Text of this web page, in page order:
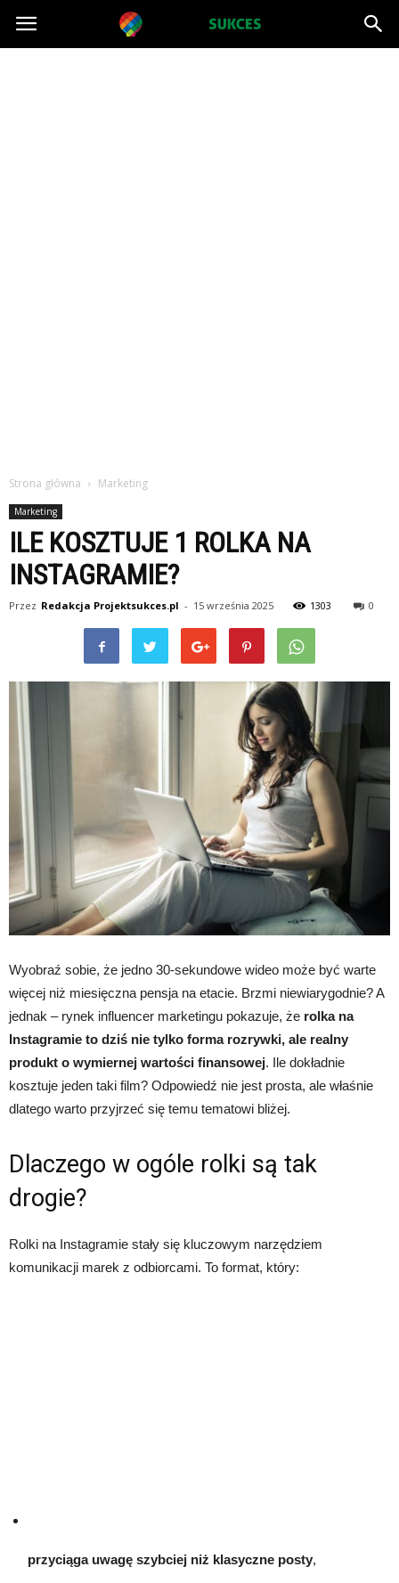
Projektsukces.pl
Strona główna Marketing
Marketing
ILE KOSZTUJE 1 ROLKA NA
INSTAGRAMIE?
Przez Redakcja Projektsukces.pl - 15 września 2025 1303 0
Wyobraź sobie, że jedno 30-sekundowe wideo może być warte
więcej niż miesięczna pensja na etacie. Brzmi niewiarygodnie? A
jednak – rynek influencer marketingu pokazuje, że rolka na
Instagramie to dziś nie tylko forma rozrywki, ale realny
produkt o wymiernej wartości finansowej. Ile dokładnie
kosztuje jeden taki film? Odpowiedź nie jest prosta, ale właśnie
dlatego warto przyjrzeć się temu tematowi bliżej.
Dlaczego w ogóle rolki są tak
drogie?
Rolki na Instagramie stały się kluczowym narzędziem
komunikacji marek z odbiorcami. To format, który:
przyciąga uwagę szybciej niż klasyczne posty,